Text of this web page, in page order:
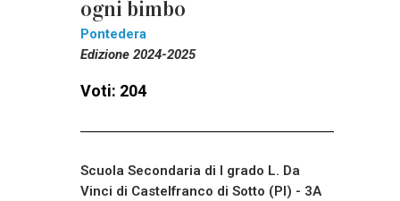
ogni bimbo
Pontedera
Edizione 2024-2025
Voti: 204
Scuola Secondaria di I grado L. Da
Vinci di Castelfranco di Sotto (PI) - 3A